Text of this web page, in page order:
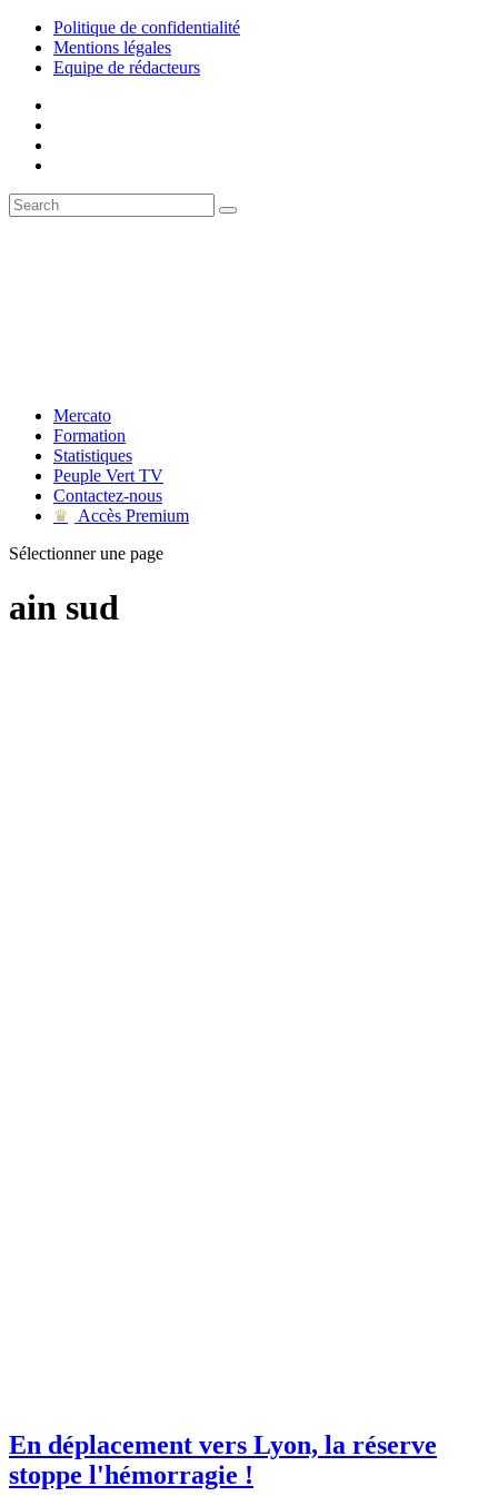
Politique de confidentialité
Mentions légales
Equipe de rédacteurs
Mercato
Formation
Statistiques
Peuple Vert TV
Contactez-nous
♛
Accès Premium
Sélectionner une page
ain sud
En déplacement vers Lyon, la réserve
stoppe l'hémorragie !